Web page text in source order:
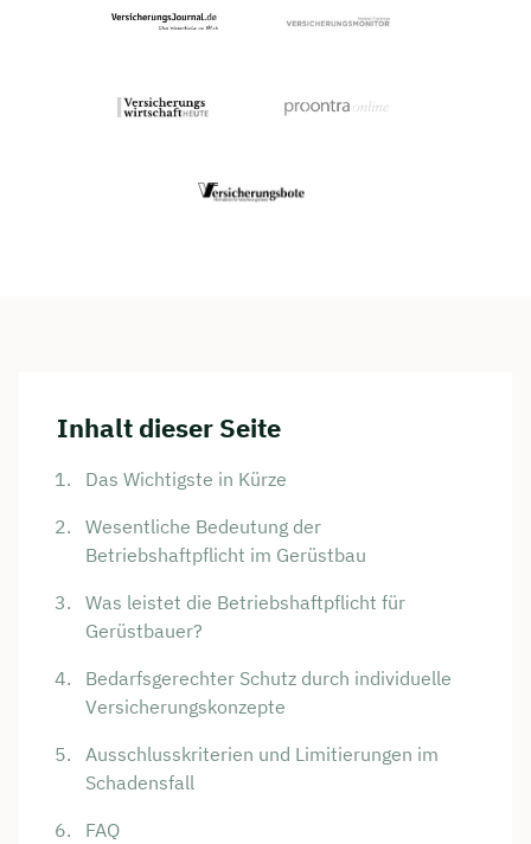
Inhalt dieser Seite
Das Wichtigste in Kürze
Wesentliche Bedeutung der
Betriebshaftpflicht im Gerüstbau
Was leistet die Betriebshaftpflicht für
Gerüstbauer?
Bedarfsgerechter Schutz durch individuelle
Versicherungskonzepte
Ausschlusskriterien und Limitierungen im
Schadensfall
FAQ